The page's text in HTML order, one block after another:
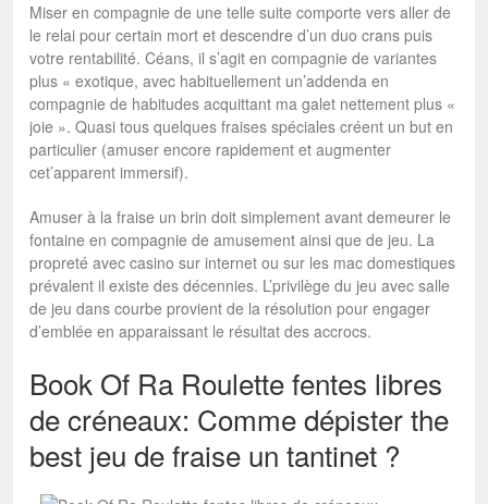
Miser en compagnie de une telle suite comporte vers aller de
le relai pour certain mort et descendre d’un duo crans puis
votre rentabilité. Céans, il s’agit en compagnie de variantes
plus « exotique, avec habituellement un’addenda en
compagnie de habitudes acquittant ma galet nettement plus «
joie ». Quasi tous quelques fraises spéciales créent un but en
particulier (amuser encore rapidement et augmenter
cet’apparent immersif).
Amuser à la fraise un brin doit simplement avant demeurer le
fontaine en compagnie de amusement ainsi que de jeu. La
propreté avec casino sur internet ou sur les mac domestiques
prévalent il existe des décennies. L’privilège du jeu avec salle
de jeu dans courbe provient de la résolution pour engager
d’emblée en apparaissant le résultat des accrocs.
Book Of Ra Roulette fentes libres
de créneaux: Comme dépister the
best jeu de fraise un tantinet ?